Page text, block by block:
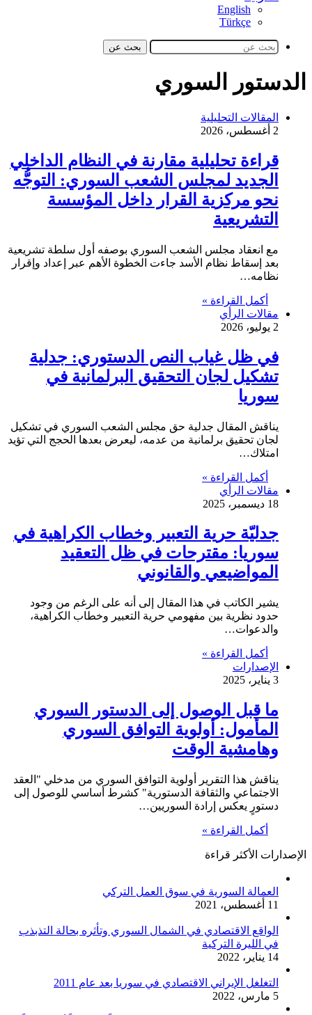
English
Türkçe
بحث عن
الدستور السوري
المقالات التحليلية
2 أغسطس، 2026
قراءة تحليلية مقارنة في النظام الداخلي
الجديد لمجلس الشعب السوري: التوجُّه
نحو مركزية القرار داخل المؤسسة
التشريعية
مع انعقاد مجلس الشعب السوري بوصفه أول سلطة تشريعية
بعد إسقاط نظام الأسد جاءت الخطوة الأهم عبر إعداد وإقرار
نظامه…
أكمل القراءة »
مقالات الرأي
2 يوليو، 2026
في ظل غياب النص الدستوري: جدلية
تشكيل لجان التحقيق البرلمانية في
سوريا
يناقش المقال جدلية حق مجلس الشعب السوري في تشكيل
لجان تحقيق برلمانية من عدمه، ليعرض بعدها الحجج التي تؤيد
امتلاك…
أكمل القراءة »
مقالات الرأي
18 ديسمبر، 2025
جدليّة حرية التعبير وخطاب الكراهية في
سوريا: مقترحات في ظل التعقيد
المواضيعي والقانوني
يشير الكاتب في هذا المقال إلى أنه على الرغم من وجود
حدود نظرية بين مفهومي حرية التعبير وخطاب الكراهية،
والدعوات…
أكمل القراءة »
الإصدارات
3 يناير، 2025
ما قبل الوصول إلى الدستور السوري
المأمول: أولوية التوافق السوري
وهامشية الوقت
يناقش هذا التقرير أولوية التوافق السوري من مدخلي "العقد
الاجتماعي والثقافة الدستورية" كشرط أساسي للوصول إلى
دستورٍ يعكس إرادة السوريين…
أكمل القراءة »
الإصدارات الأكثر قراءة
العمالة السورية في سوق العمل التركي
11 أغسطس، 2021
الواقع الاقتصادي في الشمال السوري وتأثره بحالة التذبذب
في الليرة التركية
14 يناير، 2022
التغلغل الإيراني الاقتصادي في سوريا بعد عام 2011
5 مارس، 2022